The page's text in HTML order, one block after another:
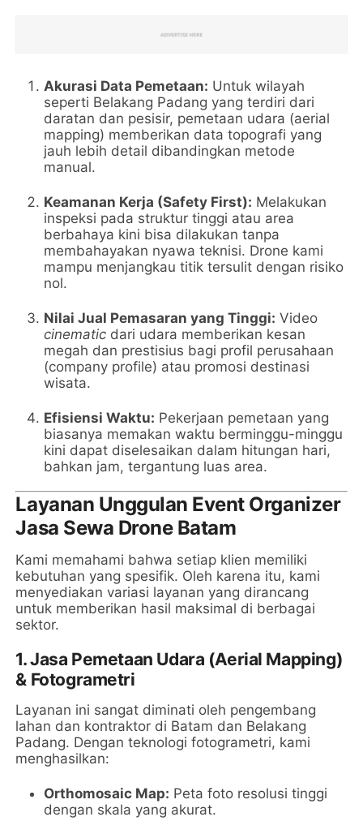
Akurasi Data Pemetaan: Untuk wilayah
seperti Belakang Padang yang terdiri dari
daratan dan pesisir, pemetaan udara (aerial
mapping) memberikan data topografi yang
jauh lebih detail dibandingkan metode
manual.
Keamanan Kerja (Safety First): Melakukan
inspeksi pada struktur tinggi atau area
berbahaya kini bisa dilakukan tanpa
membahayakan nyawa teknisi. Drone kami
mampu menjangkau titik tersulit dengan risiko
nol.
Nilai Jual Pemasaran yang Tinggi: Video
cinematic dari udara memberikan kesan
megah dan prestisius bagi profil perusahaan
(company profile) atau promosi destinasi
wisata.
Efisiensi Waktu: Pekerjaan pemetaan yang
biasanya memakan waktu berminggu-minggu
kini dapat diselesaikan dalam hitungan hari,
bahkan jam, tergantung luas area.
Layanan Unggulan Event Organizer
Jasa Sewa Drone Batam
Kami memahami bahwa setiap klien memiliki
kebutuhan yang spesifik. Oleh karena itu, kami
menyediakan variasi layanan yang dirancang
untuk memberikan hasil maksimal di berbagai
sektor.
1. Jasa Pemetaan Udara (Aerial Mapping)
& Fotogrametri
Layanan ini sangat diminati oleh pengembang
lahan dan kontraktor di Batam dan Belakang
Padang. Dengan teknologi fotogrametri, kami
menghasilkan:
Orthomosaic Map: Peta foto resolusi tinggi
dengan skala yang akurat.